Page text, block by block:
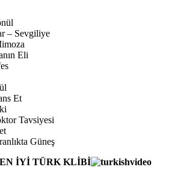
– Sevgiliye
Eli
Et
Tavsiyesi
Güneş
İYİ TÜRK KLİBİ